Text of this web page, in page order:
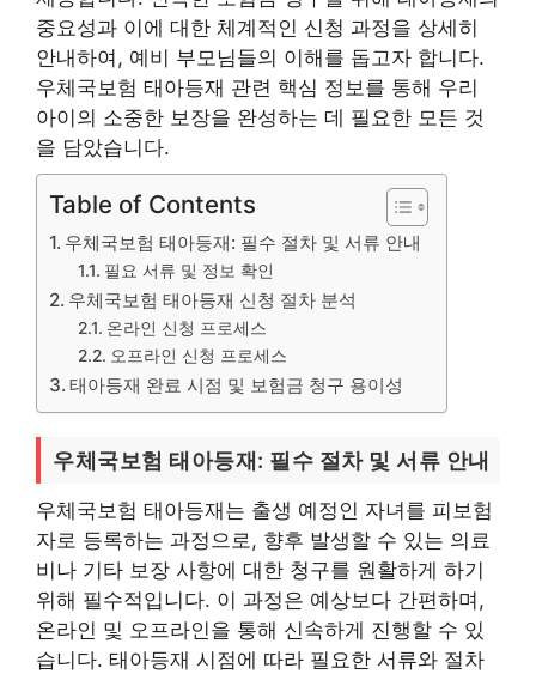
중요성과 이에 대한 체계적인 신청 과정을 상세히
안내하여, 예비 부모님들의 이해를 돕고자 합니다.
우체국보험 태아등재 관련 핵심 정보를 통해 우리
아이의 소중한 보장을 완성하는 데 필요한 모든 것
을 담았습니다.
Table of Contents
우체국보험 태아등재: 필수 절차 및 서류 안내
필요 서류 및 정보 확인
우체국보험 태아등재 신청 절차 분석
온라인 신청 프로세스
오프라인 신청 프로세스
태아등재 완료 시점 및 보험금 청구 용이성
우체국보험 태아등재: 필수 절차 및 서류 안내
우체국보험 태아등재는 출생 예정인 자녀를 피보험
자로 등록하는 과정으로, 향후 발생할 수 있는 의료
비나 기타 보장 사항에 대한 청구를 원활하게 하기
위해 필수적입니다. 이 과정은 예상보다 간편하며,
온라인 및 오프라인을 통해 신속하게 진행할 수 있
습니다. 태아등재 시점에 따라 필요한 서류와 절차